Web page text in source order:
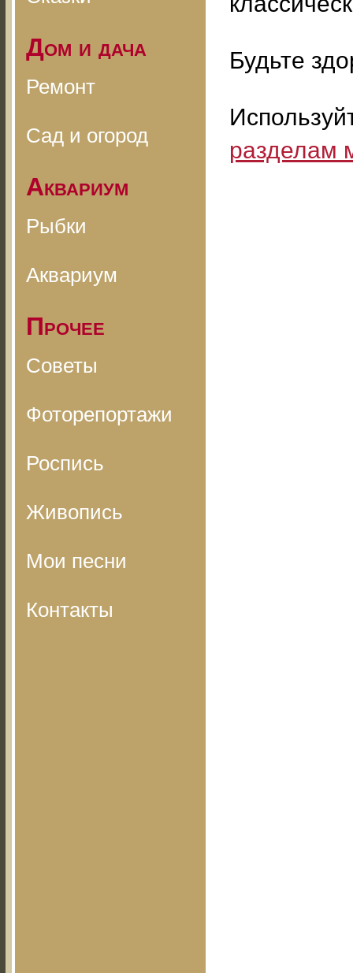
Дом и дача
Ремонт
Сад и огород
Аквариум
Рыбки
Аквариум
Прочее
Советы
Фоторепортажи
Роспись
Живопись
Мои песни
Контакты
Будьте
разделам